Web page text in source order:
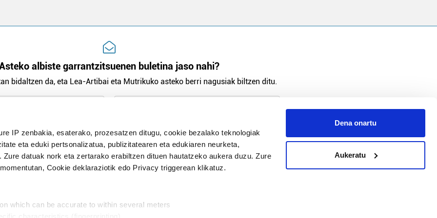
IP zenbakia, esaterako, prozesatzen ditugu, cookie bezalako teknologiak
eta eduki pertsonalizatua, publizitatearen eta edukiaren neurketa,
datuak nork eta zertarako erabiltzen dituen hautatzeko aukera duzu. Zure
Cookie deklaraziotik edo Privacy triggerean klikatuz.
which can be accurate to within several meters
Dena onartu
Aukeratu
albiste garrantzitsuenen buletina jaso nahi?
bidaltzen da, eta Lea-Artibai eta Mutrikuko asteko berri nagusiak biltzen ditu.
Harpidetu